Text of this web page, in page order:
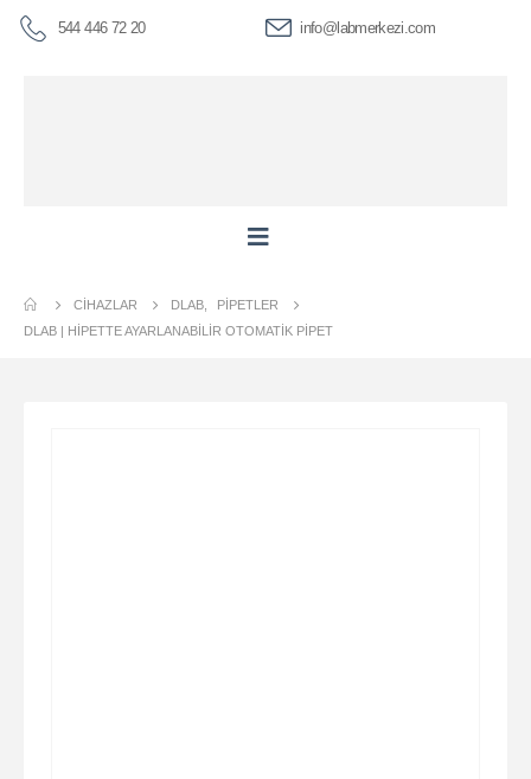
544 446 72 20 info@labmerkezi.com
CIHAZLAR DLAB
PIPETLER
DLAB | HIPETTE AYARLANABILIR OTOMATIK PIPET